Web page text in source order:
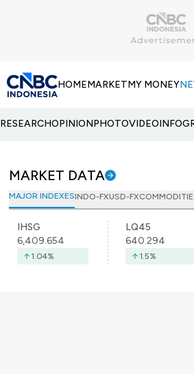
HOMEMARKETMY MONEY
RESEARCHOPINIONPHOTOVIDEO
MARKET DATA
MAJOR INDEXESINDO-FXUSD-FX
IHSG
6,409.654
1.04%
LQ45
640.294
1.5%